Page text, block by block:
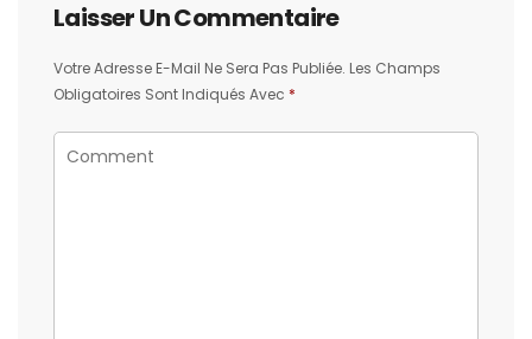
Laisser Un Commentaire
Votre Adresse E-Mail Ne Sera Pas Publiée. Les Champs
Obligatoires Sont Indiqués Avec *